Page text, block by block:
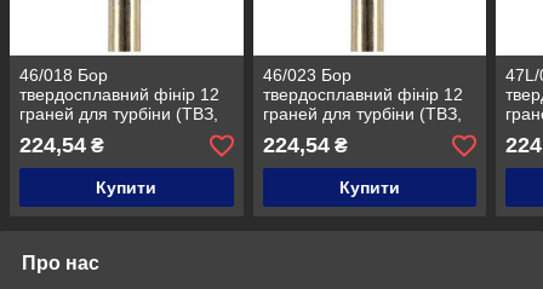
46/018 Бор
твердосплавний фінір 12
граней для турбіни (ТВЗ,
карбідний) Diaswiss
(Діасвіс) Швейцарія к. 34
224,54 ₴
Купити
46/023 Бор
твердосплавний фінір 12
граней для турбіни (ТВЗ,
карбідний) Diaswiss
(Діасвіс) Швейцарія к. 34
224,54₴
Купити
Про нас